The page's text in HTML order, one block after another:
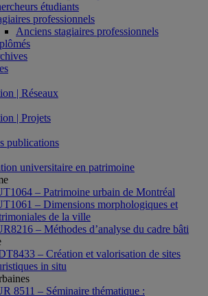
étudiants
professionnels
Anciens stagiaires professionnels
| Réseaux
| Projets
publications
universitaire en patrimoine
– Patrimoine urbain de Montréal
– Dimensions morphologiques et
de la ville
– Méthodes d’analyse du cadre bâti
– Création et valorisation de sites
in situ
8511 – Séminaire thématique :